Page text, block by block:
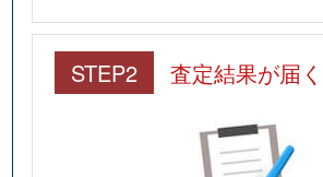
STEP2 査定結果が届く